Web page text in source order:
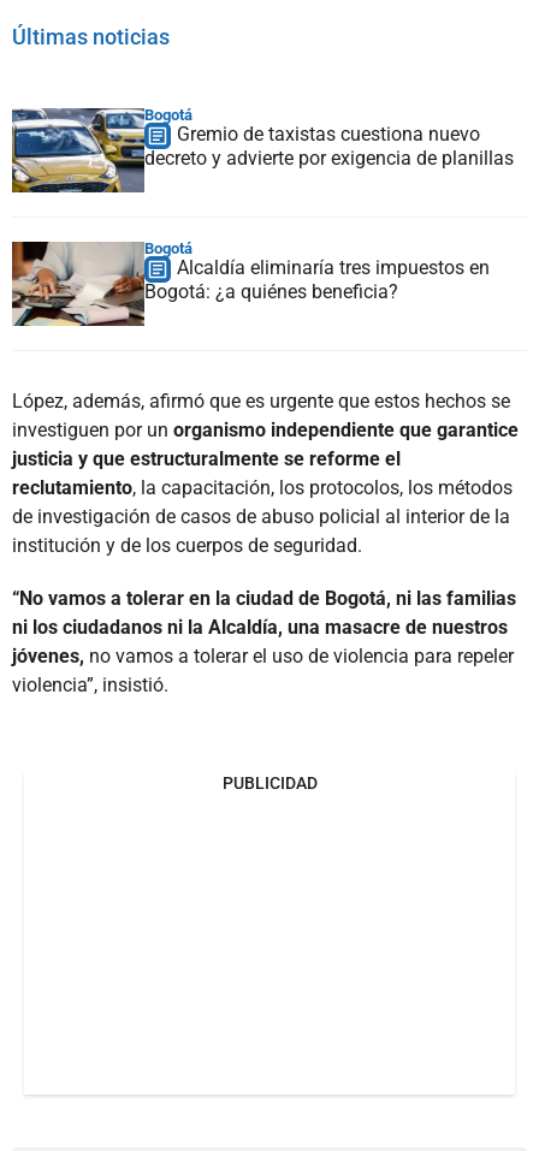
Últimas noticias
Bogotá
Gremio de taxistas cuestiona nuevo
decreto y advierte por exigencia de planillas
Bogotá
Alcaldía eliminaría tres impuestos en
Bogotá: ¿a quiénes beneficia?
López, además, afirmó que es urgente que estos hechos se
investiguen por un organismo independiente que garantice
justicia y que estructuralmente se reforme el
reclutamiento, la capacitación, los protocolos, los métodos
de investigación de casos de abuso policial al interior de la
institución y de los cuerpos de seguridad.
“No vamos a tolerar en la ciudad de Bogotá, ni las familias
ni los ciudadanos ni la Alcaldía, una masacre de nuestros
jóvenes, no vamos a tolerar el uso de violencia para repeler
violencia”, insistió.
PUBLICIDAD